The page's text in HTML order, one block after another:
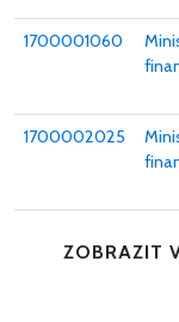
1700001060
1700002025
ZOBRAZIT